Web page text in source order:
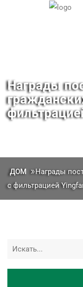
Награды
ДОМ
Награды
с фильтрацией